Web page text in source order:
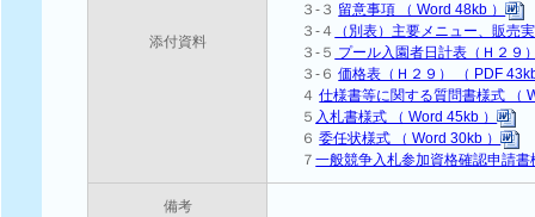
添付資料
３-３ 留意事項 （ Word 48kb ）
３-４
（別表）主要メニュー、販売
３-５ プール入園者日計表（Ｈ２９
３-６価格表（Ｈ２９） （ PDF
４仕様書等に関する質問書様式 （
５ 入札書様式 （ Word 45kb ）
６委任状様式 （ Word 30kb ）
７一般競争入札参加資格確認申請
備考